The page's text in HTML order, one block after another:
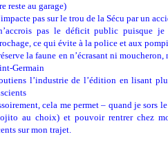
reste au garage)
pas sur le trou de la Sécu par un
pas le déficit public puisque je
ce qui évite à la police et aux
la faune en n’écrasant ni
Germain
l’industrie de l’édition en lisant
cela me permet – quand je sors
au choix) et pouvoir rentrer chez
sur mon trajet.